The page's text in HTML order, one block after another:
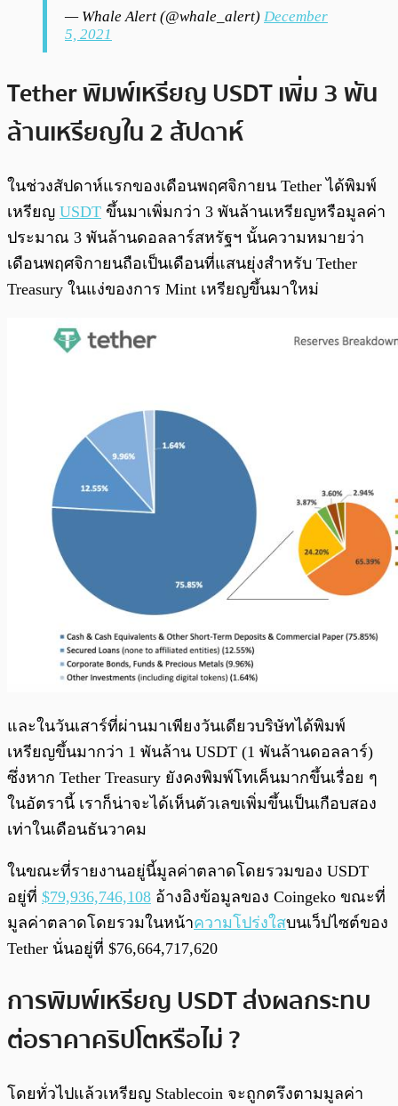
— Whale Alert (@whale_alert) December
5, 2021
Tether พิมพ์เหรียญ USDT เพิ่ม 3 พัน
ล้านเหรียญใน 2 สัปดาห์
ในช่วงสัปดาห์แรกของเดือนพฤศจิกายน Tether ได้พิมพ์
เหรียญ USDT ขึ้นมาเพิ่มกว่า 3 พันล้านเหรียญหรือมูลค่า
ประมาณ 3 พันล้านดอลลาร์สหรัฐฯ นั้นความหมายว่า
เดือนพฤศจิกายนถือเป็นเดือนที่แสนยุ่งสำหรับ Tether
Treasury ในแง่ของการ Mint เหรียญขึ้นมาใหม่
และในวันเสาร์ที่ผ่านมาเพียงวันเดียวบริษัทได้พิมพ์
เหรียญขึ้นมากว่า 1 พันล้าน USDT (1 พันล้านดอลลาร์)
ซึ่งหาก Tether Treasury ยังคงพิมพ์โทเค็นมากขึ้นเรื่อย ๆ
ในอัตรานี้ เราก็น่าจะได้เห็นตัวเลขเพิ่มขึ้นเป็นเกือบสอง
เท่าในเดือนธันวาคม
ในขณะที่รายงานอยู่นี้มูลค่าตลาดโดยรวมของ USDT
อยู่ที่ $79,936,746,108 อ้างอิงข้อมูลของ Coingeko ขณะที่
มูลค่าตลาดโดยรวมในหน้าความโปร่งใสบนเว็ปไซต์ของ
Tether นั่นอยู่ที่ $76,664,717,620
การพิมพ์เหรียญ USDT ส่งผลกระทบ
ต่อราคาคริปโตหรือไม่ ?
โดยทั่วไปแล้วเหรียญ Stablecoin จะถูกตรึงตามมูลค่า